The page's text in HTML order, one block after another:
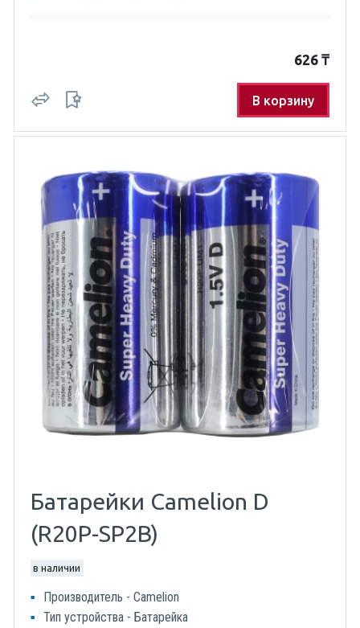
626 ₸
В корзину
Батарейки Camelion D
(R20P-SP2B)
в наличии
Производитель - Camelion
Тип устройства - Батарейка